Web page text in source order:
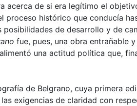
acerca de si era legítimo el
proceso histórico que conducía
posibilidades de desarrollo y de
fue, pues, una obra entrañable
una actitud política que,
de Belgrano, cuya primera
exigencias de claridad con